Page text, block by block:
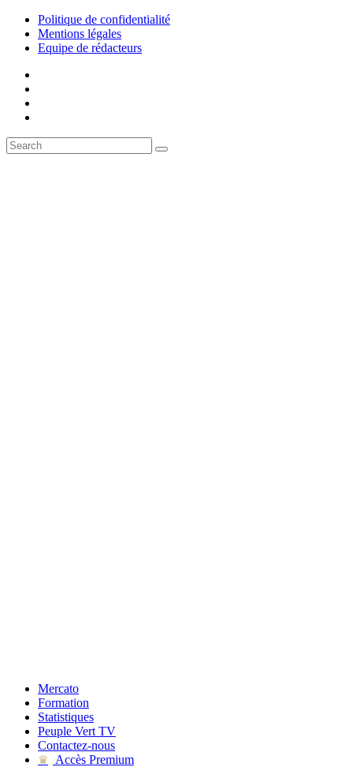
Politique de confidentialité
Mentions légales
Equipe de rédacteurs
Mercato
Formation
Statistiques
Peuple Vert TV
Contactez-nous
♛
Accès Premium